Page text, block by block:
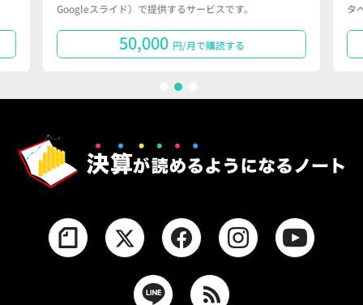
Googleスライド）で提供するサービスです。
50,000 円/月で購読する
タ